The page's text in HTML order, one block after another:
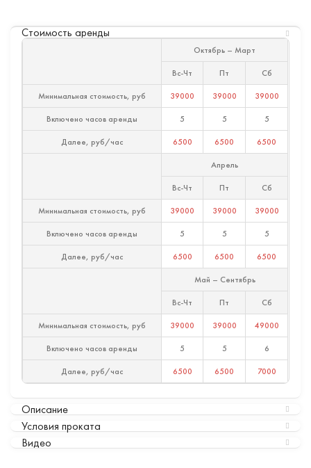
Стоимость аренды
Октябрь – Март
Вс-Чт Пт Сб
Минимальная стоимость, руб 39000 39000 39000
Включено часов аренды 5 5 5
Далее, руб/час 6500 6500 6500
Апрель
Вс-Чт Пт Сб
Минимальная стоимость, руб 39000 39000 39000
Включено часов аренды 5 5 5
Далее, руб/час 6500 6500 6500
Май – Сентябрь
Вс-Чт Пт Сб
Минимальная стоимость, руб 39000 39000 49000
Включено часов аренды 5 5 6
Далее, руб/час 6500 6500 7000
Описание
Условия проката
Видео